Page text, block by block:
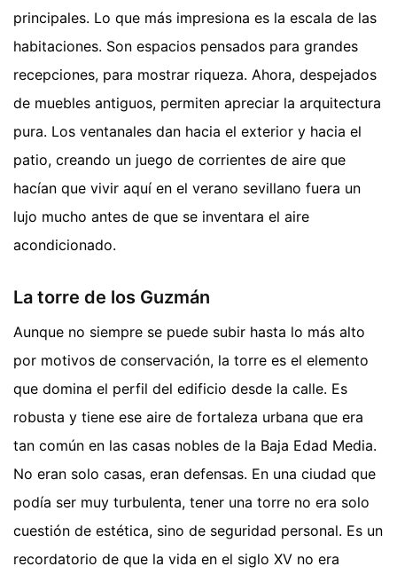
principales. Lo que más impresiona es la escala de las
habitaciones. Son espacios pensados para grandes
recepciones, para mostrar riqueza. Ahora, despejados
de muebles antiguos, permiten apreciar la arquitectura
pura. Los ventanales dan hacia el exterior y hacia el
patio, creando un juego de corrientes de aire que
hacían que vivir aquí en el verano sevillano fuera un
lujo mucho antes de que se inventara el aire
acondicionado.
La torre de los Guzmán
Aunque no siempre se puede subir hasta lo más alto
por motivos de conservación, la torre es el elemento
que domina el perfil del edificio desde la calle. Es
robusta y tiene ese aire de fortaleza urbana que era
tan común en las casas nobles de la Baja Edad Media.
No eran solo casas, eran defensas. En una ciudad que
podía ser muy turbulenta, tener una torre no era solo
cuestión de estética, sino de seguridad personal. Es un
recordatorio de que la vida en el siglo XV no era